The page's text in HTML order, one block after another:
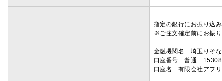
指定の銀行にお振り込
※ご注文確定前にお振
金融機関名 埼玉りそ
口座番号 普通
口座名 有限会社アフ